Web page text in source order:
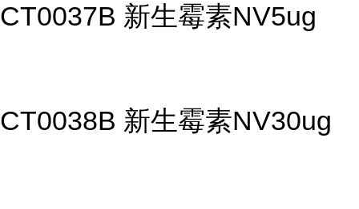
CT0037B 新生霉素NV5ug
CT0038B 新生霉素NV30ug